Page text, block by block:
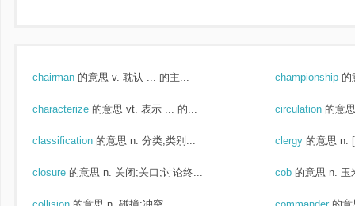
chairman 的意思 v. 耽认 ... 的主... championship 的
characterize 的意思 vt. 表示 ... 的... circulation 的意思
classification 的意思 n. 分类;类别... clergy 的意思 n.
closure 的意思 n. 关闭;关口;讨论终... cob 的意思 n. 玉